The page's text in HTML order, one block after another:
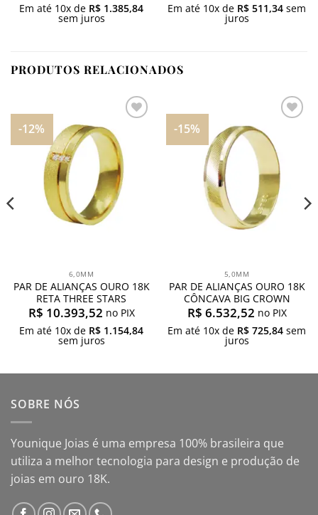
Em até 10x de R$ 1.385,84
sem juros
Em até 10x de R$ 511,34 sem
juros
PRODUTOS RELACIONADOS
-12%
Adicionar
meus
desejos
6,0MM
PAR DE ALIANÇAS OURO 18K
RETA THREE STARS
R$ 10.393,52 no PIX
Em até 10x de R$ 1.154,84
sem juros
-15%
meus
desejos
5,0MM
PAR DE ALIANÇAS OURO 18K
CÔNCAVA BIG CROWN
R$ 6.532,52 no PIX
Em até 10x de R$ 725,84 sem
juros
SOBRE NÓS
Younique Joias é uma empresa 100% brasileira que
utiliza a melhor tecnologia para design e produção de
joias em ouro 18K.